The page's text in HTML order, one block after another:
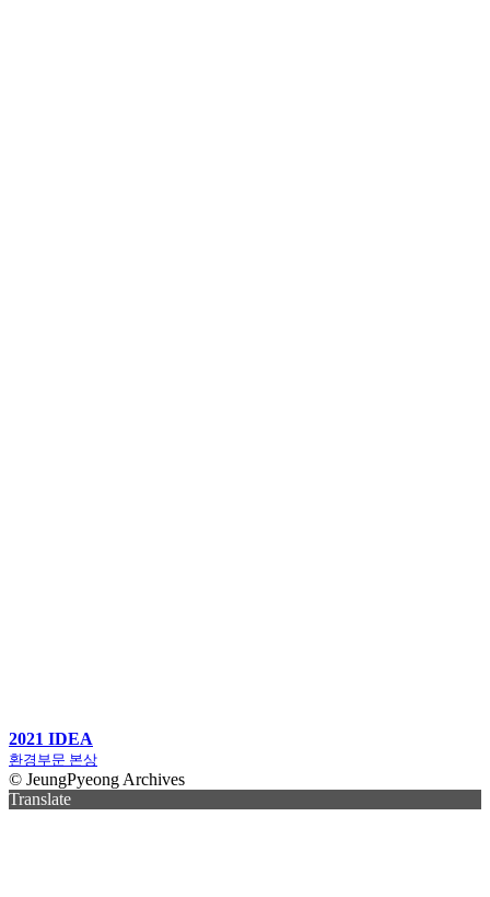
2021 IDEA
환경부문 본상
© JeungPyeong Archives
Translate